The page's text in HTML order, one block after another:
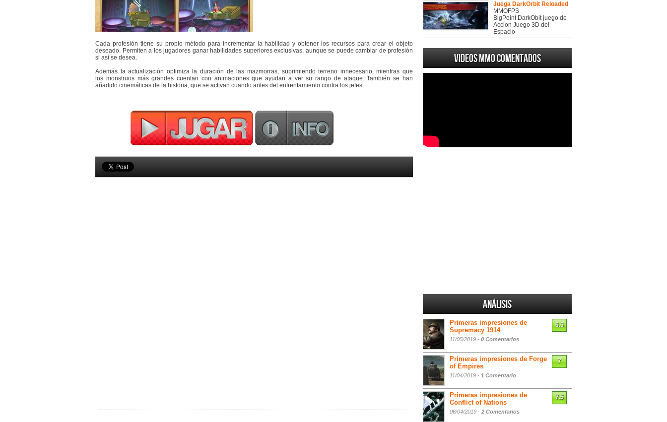
Cada profesión tiene su propio método para incrementar la habilidad y obtener los recursos para crear el objeto
deseado. Permiten a los jugadores ganar habilidades superiores exclusivas, aunque se puede cambiar de profesión
si así se desea.
Además la actualización optimiza la duración de las mazmorras, suprimiendo terreno innecesario, mientras que
los monstruos más grandes cuentan con animaciones que ayudan a ver su rango de ataque. También se han
añadido cinemáticas de la historia, que se activan cuando antes del enfrentamiento contra los jefes.
Juega DarkOrbit Reloaded
MMOFPS
BigPoint DarkObit juego de
Accion Juego 3D del
Espacio
Videos MMO Comentados
Análisis
Primeras impresiones de
Supremacy 1914
11/05/2019 - 0 Comentarios
6.5
Primeras impresiones de Forge
of Empires
11/04/2019 - 1 Comentario
7
Primeras impresiones de
Conflict of Nations
06/04/2019 - 2 Comentarios
7.5